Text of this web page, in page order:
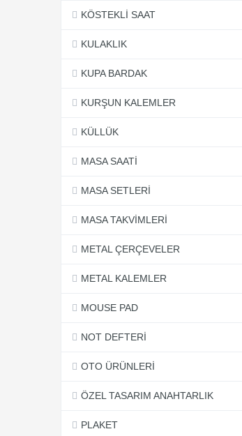
KÖSTEKLİ SAAT
KULAKLIK
KUPA BARDAK
KURŞUN KALEMLER
KÜLLÜK
MASA SAATİ
MASA SETLERİ
MASA TAKVİMLERİ
METAL ÇERÇEVELER
METAL KALEMLER
MOUSE PAD
NOT DEFTERİ
OTO ÜRÜNLERİ
ÖZEL TASARIM ANAHTARLIK
PLAKET